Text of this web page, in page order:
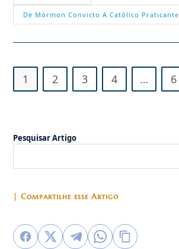
De Mórmon Convicto A Católico Praticante
1 2 3 4 … 6
Pesquisar Artigo
| Compartilhe esse Artigo